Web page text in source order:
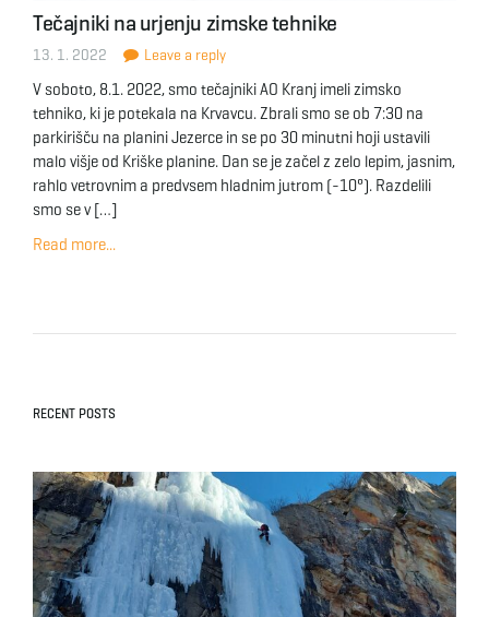
Tečajniki na urjenju zimske tehnike
13. 1. 2022 Leave a reply
V soboto, 8.1. 2022, smo tečajniki AO Kranj imeli zimsko
tehniko, ki je potekala na Krvavcu. Zbrali smo se ob 7:30 na
parkirišču na planini Jezerce in se po 30 minutni hoji ustavili
malo višje od Kriške planine. Dan se je začel z zelo lepim, jasnim,
rahlo vetrovnim a predvsem hladnim jutrom (-10°). Razdelili
smo se v […]
Read more...
RECENT POSTS